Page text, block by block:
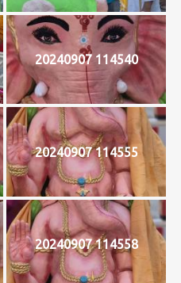
20240907 114540
20240907 114555
20240907 114558